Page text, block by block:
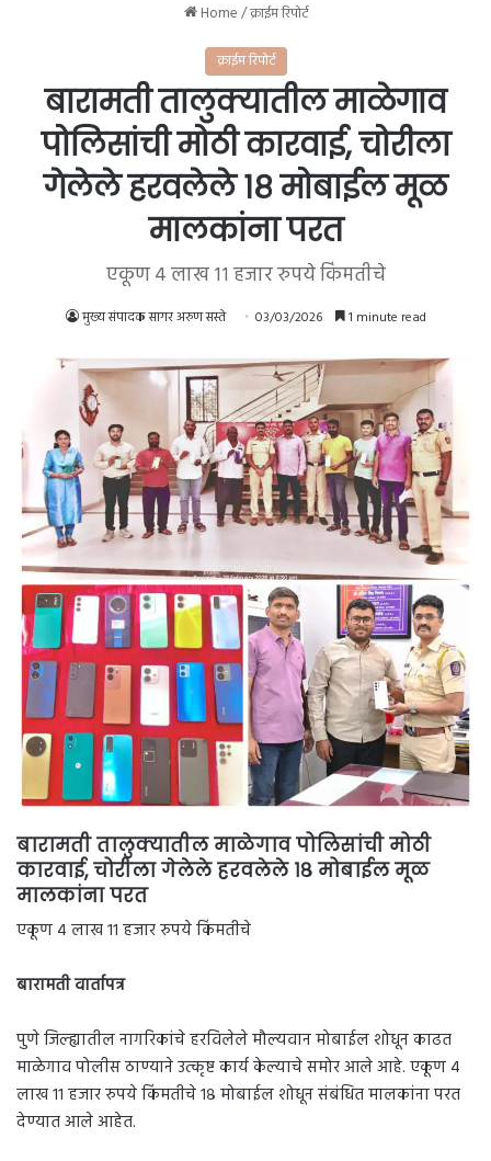
Home/क्राईम रिपोर्ट
क्राईम रिपोर्ट
बारामती तालुक्यातील माळेगाव
पोलिसांची मोठी कारवाई, चोरीला
गेलेले हरवलेले १८ मोबाईल मूळ
मालकांना परत
एकूण ४ लाख ११ हजार रुपये किंमतीचे
मुख्य संपादक सागर अरुण सस्ते 03/03/2026 1 minute read
बारामती तालुक्यातील माळेगाव पोलिसांची मोठी
कारवाई, चोरीला गेलेले हरवलेले १८ मोबाईल मूळ
मालकांना परत
एकूण ४ लाख ११ हजार रुपये किंमतीचे
बारामती वार्तापत्र
पुणे जिल्ह्यातील नागरिकांचे हरविलेले मौल्यवान मोबाईल शोधून काढत
माळेगाव पोलीस ठाण्याने उत्कृष्ट कार्य केल्याचे समोर आले आहे. एकूण ४
लाख ११ हजार रुपये किंमतीचे १८ मोबाईल शोधून संबंधित मालकांना परत
देण्यात आले आहेत.